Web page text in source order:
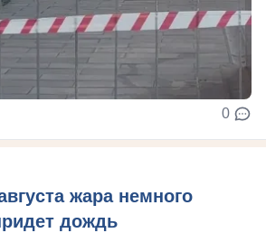
0
жара немного
дождь